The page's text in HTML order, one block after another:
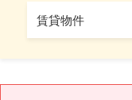
賃貸物件